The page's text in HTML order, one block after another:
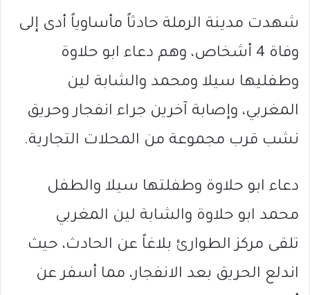
شهدت مدينة الرملة حادثاً مأساوياً أدى إلى
وفاة 4 أشخاص، وهم دعاء ابو حلاوة
وطفليها سيلا ومحمد والشابة لين
المغربي، وإصابة آخرين جراء انفجار وحريق
نشب قرب مجموعة من المحلات التجارية.
دعاء ابو حلاوة وطفلتها سيلا والطفل
محمد ابو حلاوة والشابة لين المغربي
تلقى مركز الطوارئ بلاغاً عن الحادث، حيث
اندلع الحريق بعد الانفجار، مما أسفر عن